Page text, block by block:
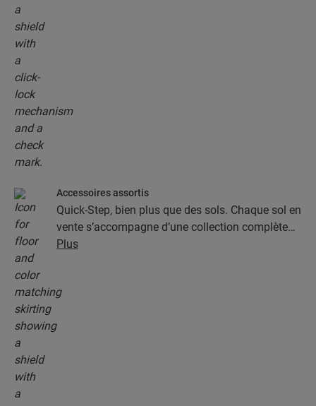
Accessoires assortis
Quick-Step, bien plus que des sols. Chaque sol en
vente s’accompagne d’une collection complète
d’accessoires, parmi lesquels des sous-couches,
Plus